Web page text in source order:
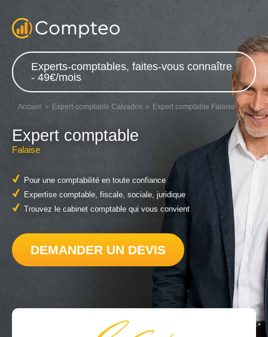
Experts-comptables, faites-vous connaître
- 49€/mois
Accueil Expert-comptable Calvados Expert comptable Falaise
Expert comptable
Falaise
Pour une comptabilité en toute confiance
Expertise comptable, fiscale, sociale, juridique
Trouvez le cabinet comptable qui vous convient
DEMANDER UN DEVIS